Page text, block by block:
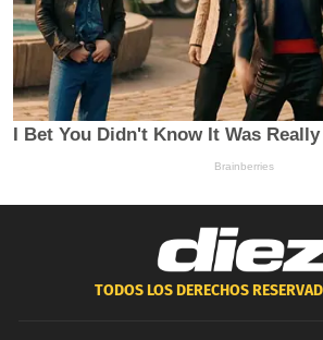
TODOS LOS DERECHOS